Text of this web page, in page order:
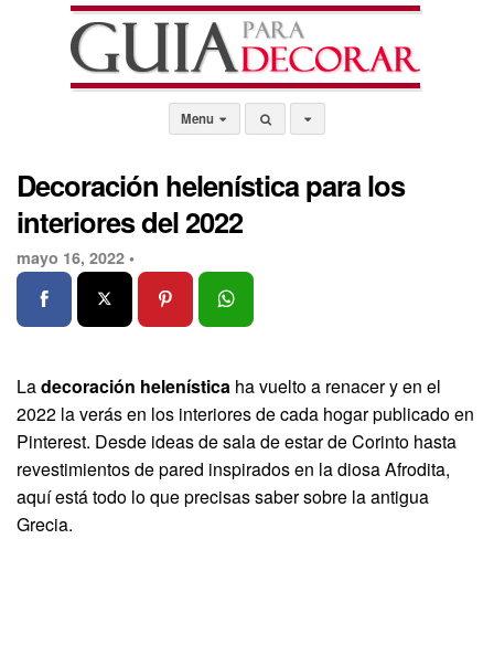
Menu
Decoración helenística para los
interiores del 2022
mayo 16, 2022 •
Ladecoración helenística ha vuelto a renacer y en el
2022 la verás en los interiores de cada hogar publicado en
Pinterest. Desde ideas de sala de estar de Corinto hasta
revestimientos de pared inspirados en la diosa Afrodita,
aquí está todo lo que precisas saber sobre la antigua
Grecia.